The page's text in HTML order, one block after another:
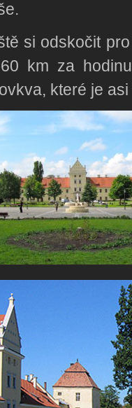
si odskočit
km za
které je